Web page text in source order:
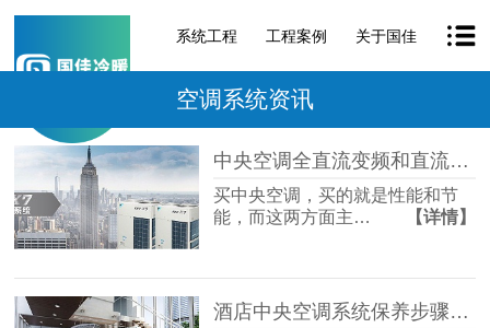
系统工程 工程案例 关于国佳
空调系统资讯
中央空调全直流变频和直流变频哪个性价比更高一些？「国佳冷暖」
买中央空调，买的就是性能和节
能，而这两方面主…
【详情】
酒店中央空调系统保养步骤「国佳冷暖」